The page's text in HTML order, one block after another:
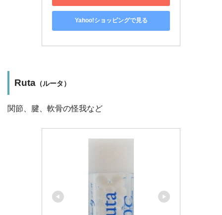
Yahoo!ショッピングで見る
Ruta （ルータ）
関節、腱、軟骨の怪我など